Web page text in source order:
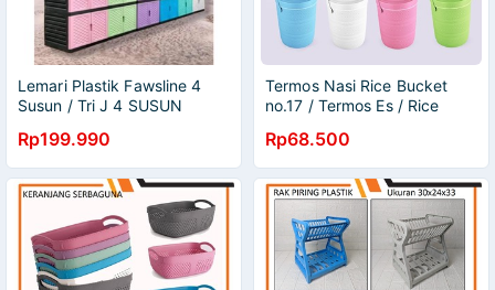
Lemari Plastik Fawsline 4
Susun / Tri J 4 SUSUN
diamond JUMBO
Rp199.990
Termos Nasi Rice Bucket
no.17 / Termos Es / Rice
Kapasitas Besar
Rp68.500